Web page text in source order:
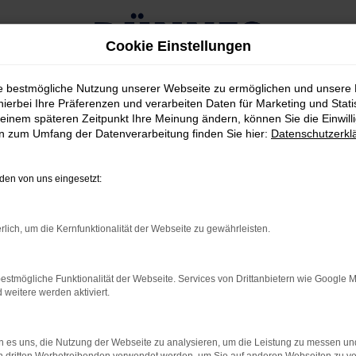
FORD MUSTANG 2016
offiziell über Ford Deutschland bestellt werden. Zwar ist
zu erkennen, wie Ford den Ford Mustang 2016 weiter
die weitere Entwicklung des Ford Mustang 2016 einfließen,
Cookie Einstellungen
bestmögliche Nutzung unserer Webseite zu ermöglichen und unsere
Ihre Präferenzen und verarbeiten Daten für Marketing und
späteren Zeitpunkt Ihre Meinung ändern, können Sie die
zum Umfang der Datenverarbeitung finden Sie hier:
von uns eingesetzt:
um die Kernfunktionalität der Webseite zu gewährleisten.
Funktionalität der Webseite. Services von Drittanbietern wie Google
weitere werden aktiviert.
es uns, die Nutzung der Webseite zu analysieren, um die Leistung zu messen